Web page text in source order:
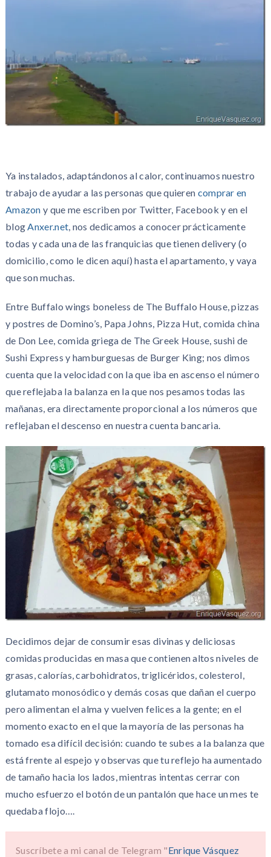
Ya instalados, adaptándonos al calor, continuamos nuestro
trabajo de ayudar a las personas que quieren comprar en
Amazon y que me escriben por Twitter, Facebook y en el
blogAnxer.net, nos dedicamos a conocer prácticamente
todas y cada una de las franquicias que tienen delivery (o
domicilio, como le dicen aquí) hasta el apartamento, y vaya
que son muchas.
Entre Buffalo wings boneless de The Buffalo House, pizzas
y postres de Domino’s, Papa Johns, Pizza Hut, comida china
de Don Lee, comida griega de The Greek House, sushi de
Sushi Express y hamburguesas de Burger King; nos dimos
cuenta que la velocidad con la que iba en ascenso el número
que reflejaba la balanza en la que nos pesamos todas las
mañanas, era directamente proporcional a los números que
reflejaban el descenso en nuestra cuenta bancaria.
Decidimos dejar de consumir esas divinas y deliciosas
comidas producidas en masa que contienen altos niveles de
grasas, calorías, carbohidratos, triglicéridos, colesterol,
glutamato monosódico y demás cosas que dañan el cuerpo
pero alimentan el alma y vuelven felices a la gente; en el
momento exacto en el que la mayoría de las personas ha
tomado esa difícil decisión: cuando te subes a la balanza que
está frente al espejo y observas que tu reflejo ha aumentado
de tamaño hacia los lados, mientras intentas cerrar con
mucho esfuerzo el botón de un pantalón que hace un mes te
quedaba flojo….
Suscríbete a mi canal de Telegram "Enrique Vásquez